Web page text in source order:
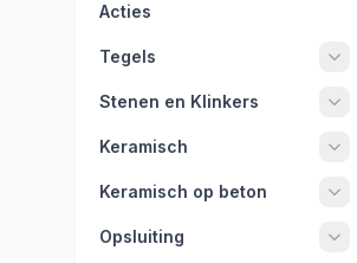
Acties
Tegels
Stenen en Klinkers
Keramisch
Keramisch op beton
Opsluiting